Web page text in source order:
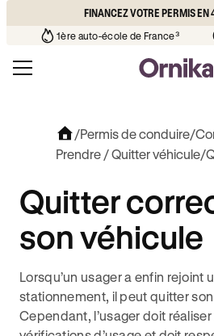
FINANCEZ VOTRE PERMIS EN
école de votre quartier ¹ 1ère
/Permis de conduire/
Prendre / Quitter véhicule/
Quitter
son véhicule
Lorsqu’un usager a enfin rejoint
stationnement, il peut quitter
Cependant, l’usager doit